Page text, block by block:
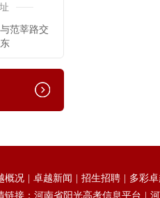
范莘路交
概况 卓越新闻 招生招聘 多彩卓
链接： 河南省阳光高考信息平台